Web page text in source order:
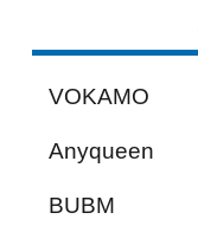
VOKAMO
Anyqueen
BUBM